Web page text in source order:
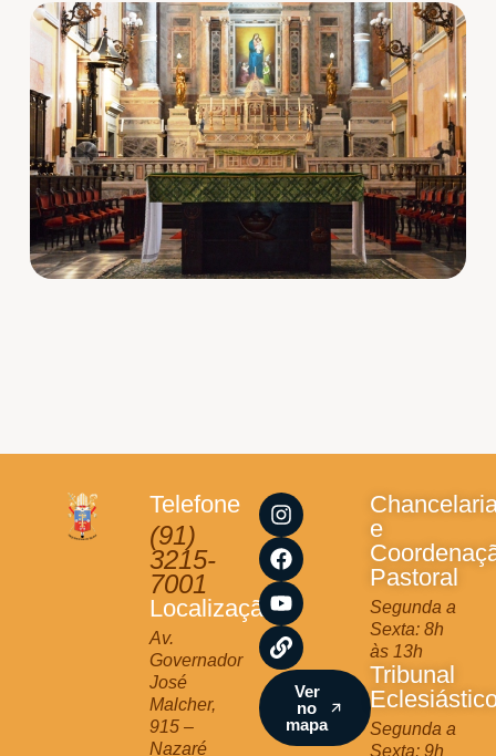
Telefone
(91)
3215-
7001
Localização
Av.
Governador
José
Malcher,
915 –
Nazaré
I
n
s
t
a
g
r
a
m
F
a
c
e
b
o
o
k
Y
o
u
t
u
b
e
L
i
n
k
Ver
no
mapa
e
Pastoral
Segunda a
Sexta: 8h
às 13h
Tribunal
Segunda a
Sexta: 9h